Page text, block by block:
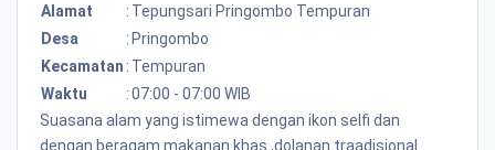
Alamat : Tepungsari Pringombo Tempuran
Desa
: Pringombo
Kecamatan : Tempuran
Waktu
:07:00 - 07:00 WIB
Suasana alam yang istimewa dengan ikon selfi dan
dengan beragam makanan khas ,dolanan traadisional